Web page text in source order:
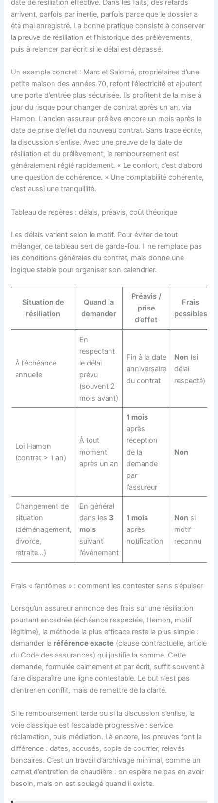
date de résiliation effective. Dans les faits, des retards
arrivent, parfois par inertie, parfois parce que le dossier a
été mal enregistré. La bonne pratique consiste à conserver
la preuve de résiliation et l’historique des prélèvements,
puis à relancer par écrit si le délai est dépassé.
Un exemple concret : Marc et Salomé, propriétaires d’une
petite maison des années 70, refont l’électricité et ajoutent
une porte d’entrée plus sécurisée. Ils profitent de la mise à
jour du risque pour changer de contrat après un an, via
Hamon. L’ancien assureur prélève encore un mois après la
date de prise d’effet du nouveau contrat. Sans trace écrite,
la discussion s’enlise. Avec une preuve de la date de
résiliation et du prélèvement, le remboursement est
généralement réglé rapidement. « Le confort, c’est d’abord
une question de cohérence. » Une comptabilité cohérente,
c’est aussi une tranquillité.
Tableau de repères : délais, préavis, coût théorique
Les délais varient selon le motif. Pour éviter de tout
mélanger, ce tableau sert de garde-fou. Il ne remplace pas
les conditions générales du contrat, mais donne une
logique stable pour organiser son calendrier.
Situation de
résiliation
Quand la
demander
Préavis /
prise
d’effet
Frais
possibles
À l’échéance
annuelle
En
respectant
le délai
prévu
(souvent 2
mois avant)
Fin à la date
anniversaire
du contrat
Non(si
délai
respecté)
Loi Hamon
(contrat > 1 an)
À tout
moment
après un an
1 mois
après
réception
de la
demande
par
l’assureur
Non
Changement de
situation
(déménagement,
divorce,
retraite…)
En général
dans les 3
mois
suivant
l’événement
1 mois
après
notification
Nonsi
motif
reconnu
Frais « fantômes » : comment les contester sans s’épuiser
Lorsqu’un assureur annonce des frais sur une résiliation
pourtant encadrée (échéance respectée, Hamon, motif
légitime), la méthode la plus efficace reste la plus simple :
demander la référence exacte (clause contractuelle, article
du Code des assurances) qui justifie la somme. Cette
demande, formulée calmement et par écrit, suffit souvent à
faire disparaître une ligne contestable. Le but n’est pas
d’entrer en conflit, mais de remettre de la clarté.
Si le remboursement tarde ou si la discussion s’enlise, la
voie classique est l’escalade progressive : service
réclamation, puis médiation. Là encore, les preuves font la
différence : dates, accusés, copie de courrier, relevés
bancaires. C’est un travail d’archivage minimal, comme un
carnet d’entretien de chaudière : on espère ne pas en avoir
besoin, mais on est soulagé quand il existe.